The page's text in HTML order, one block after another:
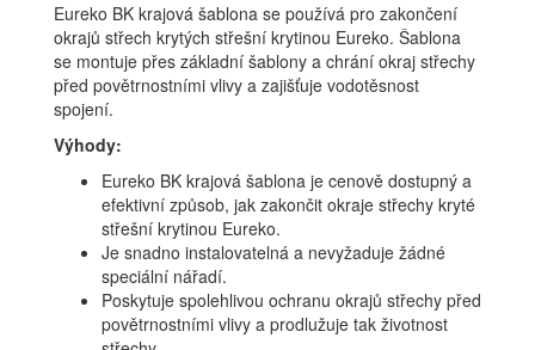
Eureko BK krajová šablona se používá pro zakončení
okrajů střech krytých střešní krytinou Eureko. Šablona
se montuje přes základní šablony a chrání okraj střechy
před povětrnostními vlivy a zajišťuje vodotěsnost
spojení.
Výhody:
Eureko BK krajová šablona je cenově dostupný a
efektivní způsob, jak zakončit okraje střechy kryté
střešní krytinou Eureko.
Je snadno instalovatelná a nevyžaduje žádné
speciální nářadí.
Poskytuje spolehlivou ochranu okrajů střechy před
povětrnostními vlivy a prodlužuje tak životnost